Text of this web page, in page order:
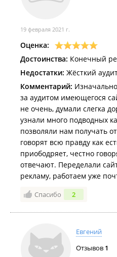
И ещё одна причина -
сделает качественный
построит контент-план и
отличающий Вас на рынке.
А также рекомендую
коммуникация с командой
бывает, что приходишь на
большой поток сложной
уходишь с кучей новых
и фразой: «Ну, наверное,
дадут вам остаться с
Коммуникация четко
для Вас способу связи в
прописывается все, о чем
себе)
«Lокация», советую Вам
стильного, а главное
позиционирования своей
19 февраля 2021 г.
Оценка:
Достоинства: Конечный
Недостатки: Жёсткий
Комментарий:
за аудитом имеющегося
не очень, думали слегка
узнали много подводных
позволяли нам получать
говорят всю правду как
приободряет, честно
отвечают. Переделали
рекламу, работаем уже
Спасибо 2
Евгений
Отзывов 1